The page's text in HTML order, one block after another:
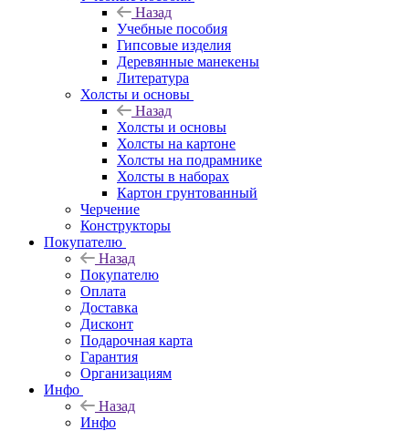
Назад
Учебные пособия
Гипсовые изделия
Деревянные манекены
Литература
Холсты и основы
Назад
Холсты и основы
Холсты на картоне
Холсты на подрамнике
Холсты в наборах
Картон грунтованный
Черчение
Конструкторы
Покупателю
Назад
Покупателю
Оплата
Доставка
Дисконт
Подарочная карта
Гарантия
Организациям
Инфо
Назад
Инфо